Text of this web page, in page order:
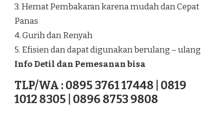
3. Hemat Pembakaran karena mudah dan Cepat
Panas
4. Gurih dan Renyah
5. Efisien dan dapat digunakan berulang – ulang
Info Detil dan Pemesanan bisa
TLP/WA : 0895 3761 17448 | 0819
1012 8305 | 0896 8753 9808